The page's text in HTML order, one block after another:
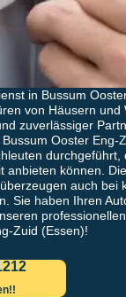
in Bussum
von Häusern und
zuverlässiger
Ooster Eng-
durchgeführt,
anbieten können.
auch bei
Sie haben Ihren
Zuid (Essen)!